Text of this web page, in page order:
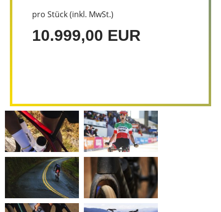
pro Stück (inkl. MwSt.)
10.999,00 EUR